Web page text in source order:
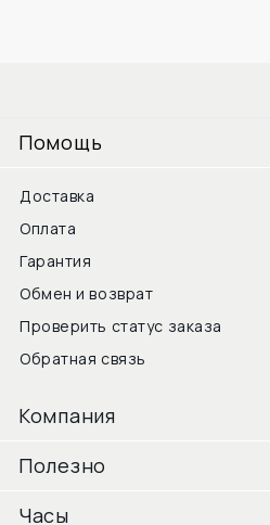
Помощь
Доставка
Оплата
Гарантия
Обмен и возврат
Проверить статус заказа
Обратная связь
Компания
Полезно
Часы